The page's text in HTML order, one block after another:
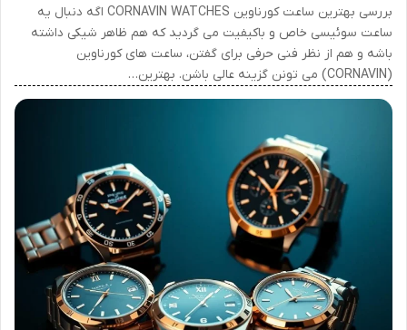
بررسی بهترین ساعت کورناوین CORNAVIN WATCHES اگه دنبال یه
ساعت سوئیسی خاص و باکیفیت می گردید که هم ظاهر شیکی داشته
باشه و هم از نظر فنی حرفی برای گفتن، ساعت های کورناوین
(CORNAVIN) می تونن گزینه عالی باشن. بهترین…